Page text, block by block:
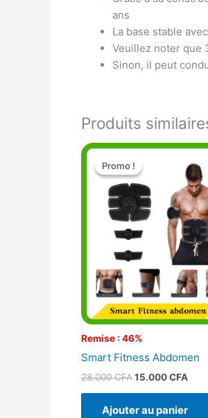
ans
La base stable
Veuillez noter que
Sinon, il peut
Produits
Promo !
Remise : 46%
Promo !
Smart Fitness Abdomen
28.000CFA
Le
initial
était :
28.000 CFA.
15.000CFA
Le
est :
Ajouter au panier